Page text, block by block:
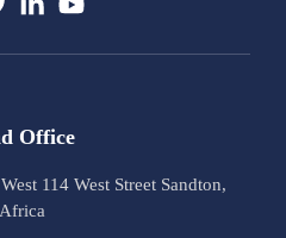
Office
114 West Street Sandton,